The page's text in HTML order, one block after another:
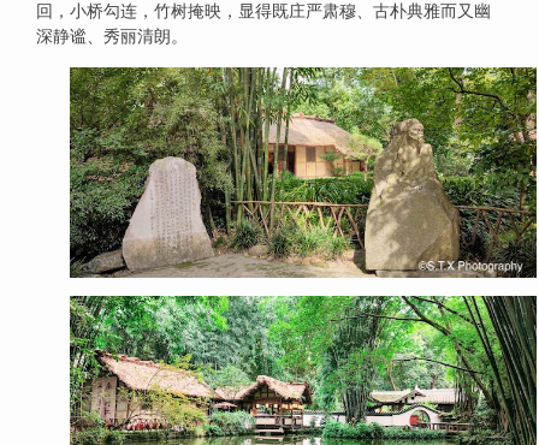
回，小桥勾连，竹树掩映，显得既庄严肃穆、古朴典雅而又幽
深静谧、秀丽清朗。